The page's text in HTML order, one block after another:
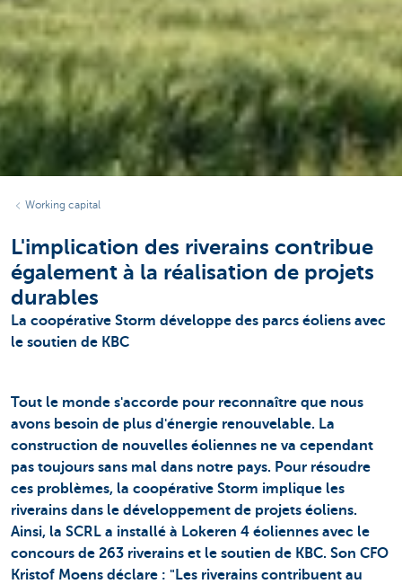
Working capital
L'implication des riverains contribue
également à la réalisation de projets
durables
La coopérative Storm développe des parcs éoliens avec
le soutien de KBC
Tout le monde s'accorde pour reconnaître que nous
avons besoin de plus d'énergie renouvelable. La
construction de nouvelles éoliennes ne va cependant
pas toujours sans mal dans notre pays. Pour résoudre
ces problèmes, la coopérative Storm implique les
riverains dans le développement de projets éoliens.
Ainsi, la SCRL a installé à Lokeren 4 éoliennes avec le
concours de 263 riverains et le soutien de KBC. Son CFO
Kristof Moens déclare : "Les riverains contribuent au